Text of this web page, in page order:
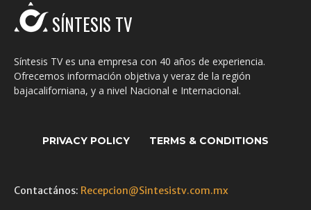
SÍNTESIS TV
Síntesis TV es una empresa con 40 años de experiencia.
Ofrecemos información objetiva y veraz de la región
bajacaliforniana, y a nivel Nacional e Internacional.
PRIVACY POLICY TERMS & CONDITIONS
Contactános: Recepcion@Sintesistv.com.mx